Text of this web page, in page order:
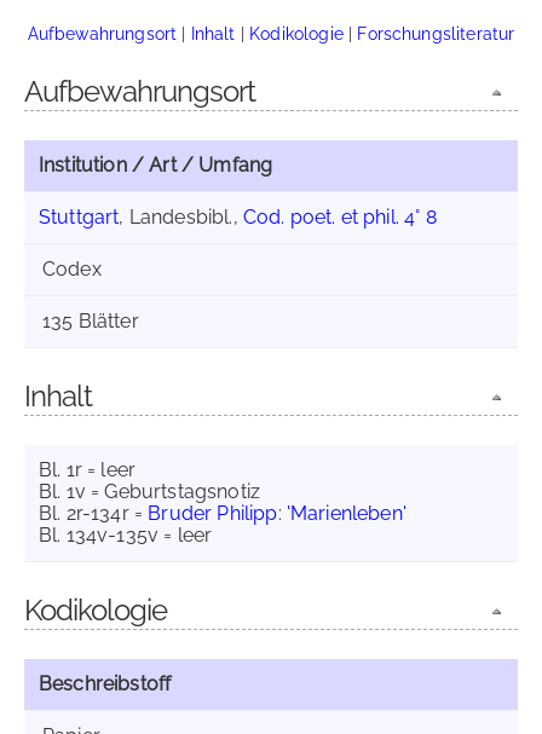
Aufbewahrungsort | Inhalt | Kodikologie| Forschungsliteratur
Aufbewahrungsort
Institution / Art / Umfang
Stuttgart, Landesbibl., Cod. poet. et phil. 4° 8
Codex
135 Blätter
Inhalt
Bl. 1r = leer
Bl. 1v = Geburtstagsnotiz
Bl. 2r-134r = Bruder Philipp: 'Marienleben'
Bl. 134v-135v = leer
Kodikologie
Beschreibstoff